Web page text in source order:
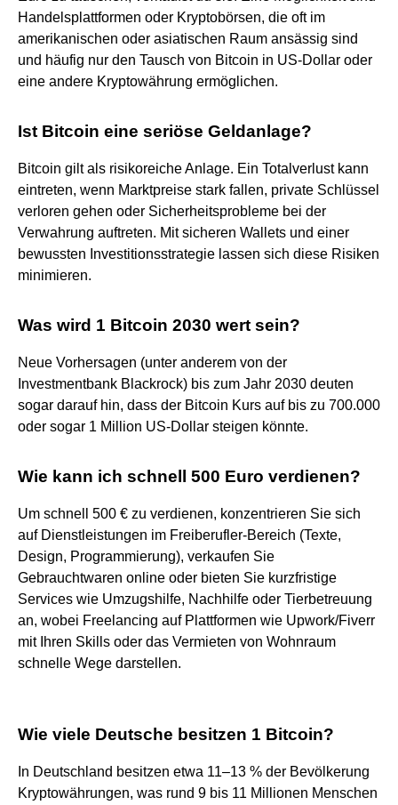
Handelsplattformen oder Kryptobörsen, die oft im
amerikanischen oder asiatischen Raum ansässig sind
und häufig nur den Tausch von Bitcoin in US-Dollar oder
eine andere Kryptowährung ermöglichen.
Ist Bitcoin eine seriöse Geldanlage?
Bitcoin gilt als risikoreiche Anlage. Ein Totalverlust kann
eintreten, wenn Marktpreise stark fallen, private Schlüssel
verloren gehen oder Sicherheitsprobleme bei der
Verwahrung auftreten. Mit sicheren Wallets und einer
bewussten Investitionsstrategie lassen sich diese Risiken
minimieren.
Was wird 1 Bitcoin 2030 wert sein?
Neue Vorhersagen (unter anderem von der
Investmentbank Blackrock) bis zum Jahr 2030 deuten
sogar darauf hin, dass der Bitcoin Kurs auf bis zu 700.000
oder sogar 1 Million US-Dollar steigen könnte.
Wie kann ich schnell 500 Euro verdienen?
Um schnell 500 € zu verdienen, konzentrieren Sie sich
auf Dienstleistungen im Freiberufler-Bereich (Texte,
Design, Programmierung), verkaufen Sie
Gebrauchtwaren online oder bieten Sie kurzfristige
Services wie Umzugshilfe, Nachhilfe oder Tierbetreuung
an, wobei Freelancing auf Plattformen wie Upwork/Fiverr
mit Ihren Skills oder das Vermieten von Wohnraum
schnelle Wege darstellen.
Wie viele Deutsche besitzen 1 Bitcoin?
In Deutschland besitzen etwa 11–13 % der Bevölkerung
Kryptowährungen, was rund 9 bis 11 Millionen Menschen